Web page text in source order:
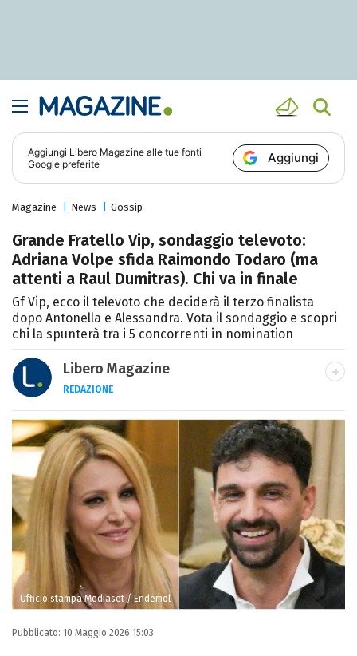
Aggiungi Libero Magazine alle tue fonti
Google preferite
Aggiungi
Magazine News Gossip
Grande Fratello Vip, sondaggio televoto:
Adriana Volpe sfida Raimondo Todaro (ma
attenti a Raul Dumitras). Chi va in finale
Gf Vip, ecco il televoto che deciderà il terzo finalista
dopo Antonella e Alessandra. Vota il sondaggio e scopri
chi la spunterà tra i 5 concorrenti in nomination
Libero Magazine
REDAZIONE
E-MAIL
INSTAGRAM FACEBOOK
Libero Magazine è il canale del portale
Libero.it dedicato al mondo della
televisione, dello spettacolo e del gossip.
Ufficio stampa Mediaset / Endemol
Pubblicato: 10 Maggio 2026 15:03